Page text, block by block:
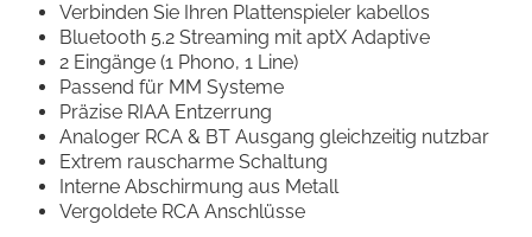
Verbinden Sie Ihren Plattenspieler kabellos
Bluetooth 5.2 Streaming mit aptX Adaptive
2 Eingänge (1 Phono, 1 Line)
Passend für MM Systeme
Präzise RIAA Entzerrung
Analoger RCA & BT Ausgang gleichzeitig nutzbar
Extrem rauscharme Schaltung
Interne Abschirmung aus Metall
Vergoldete RCA Anschlüsse